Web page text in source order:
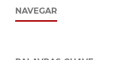
NAVEGAR